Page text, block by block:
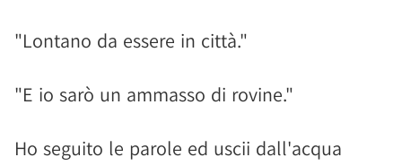
"Lontano da essere in città."
"E io sarò un ammasso di rovine."
Ho seguito le parole ed uscii dall'acqua